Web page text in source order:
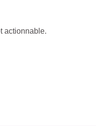
actionnable.